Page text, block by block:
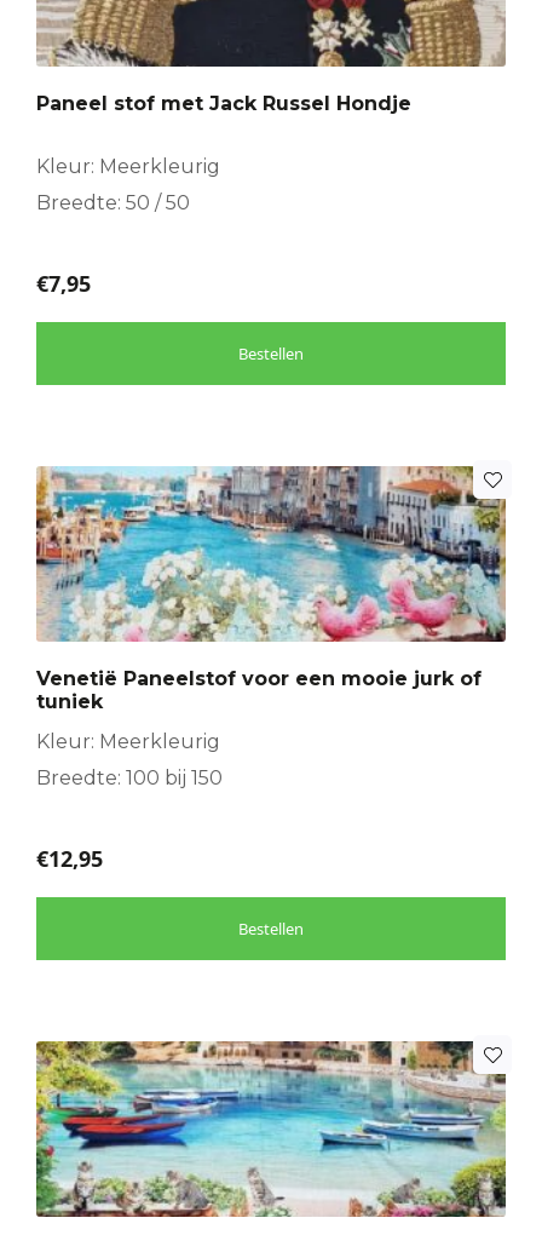
Paneel stof met Jack Russel Hondje
Kleur: Meerkleurig
Breedte: 50 / 50
€7,95
Bestellen
Venetië Paneelstof voor een mooie jurk of
tuniek
Kleur: Meerkleurig
Breedte: 100 bij 150
€12,95
Bestellen